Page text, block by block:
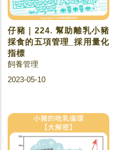
仔豬｜224. 幫助離乳小豬
採食的五項管理_採用量化
指標
飼養管理
2023-05-10